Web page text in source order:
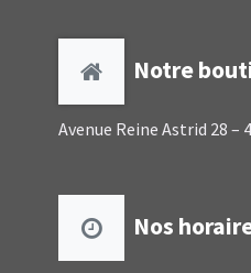
Notre
Avenue Reine Astrid 28 –
Nos